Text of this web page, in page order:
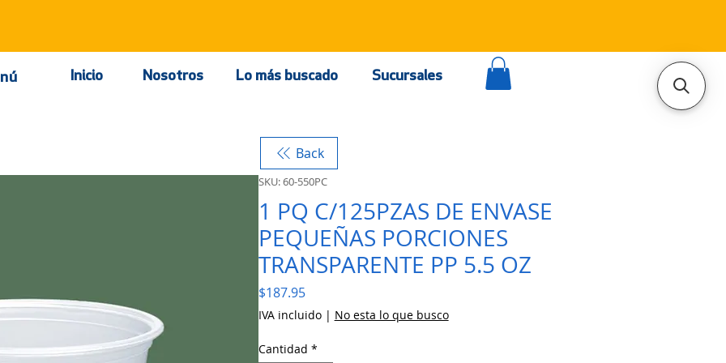
Inicio Nosotros Lo más buscado Sucursales
Back
SKU: 60-550PC
1 PQ C/125PZAS DE ENVASE
PEQUEÑAS PORCIONES
TRANSPARENTE PP 5.5 OZ
$187.95Precio
IVA incluido| No esta lo que busco
Cantidad *